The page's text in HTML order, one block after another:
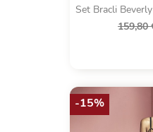
Set Bracli
159,80
-15%